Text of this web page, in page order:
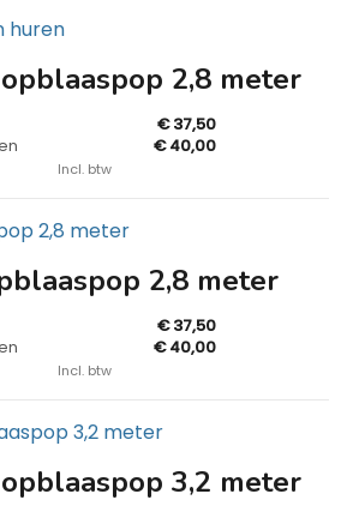
2,8 meter
€ 37,50
€ 40,00
Incl. btw
2,8 meter
€ 37,50
€ 40,00
Incl. btw
3,2 meter